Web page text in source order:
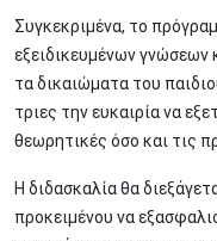
Συγκεκριμένα, το
εξειδικευμένων γνώσεων
τα δικαιώματα του
τριες την ευκαιρία να
θεωρητικές όσο και τις
Η διδασκαλία θα
προκειμένου να